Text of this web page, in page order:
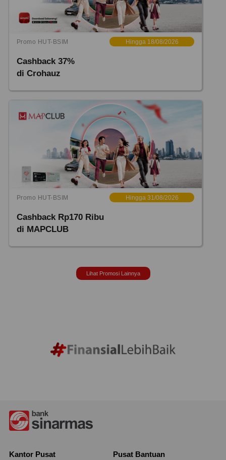
Promo HUT-BSIM Hingga 18/08/2026
Cashback 37%
di Crohauz
Promo HUT-BSIM Hingga 31/08/2026
Cashback Rp170 Ribu
di MAPCLUB
Lihat Promosi Lainnya
Kantor Pusat
Pusat Bantuan